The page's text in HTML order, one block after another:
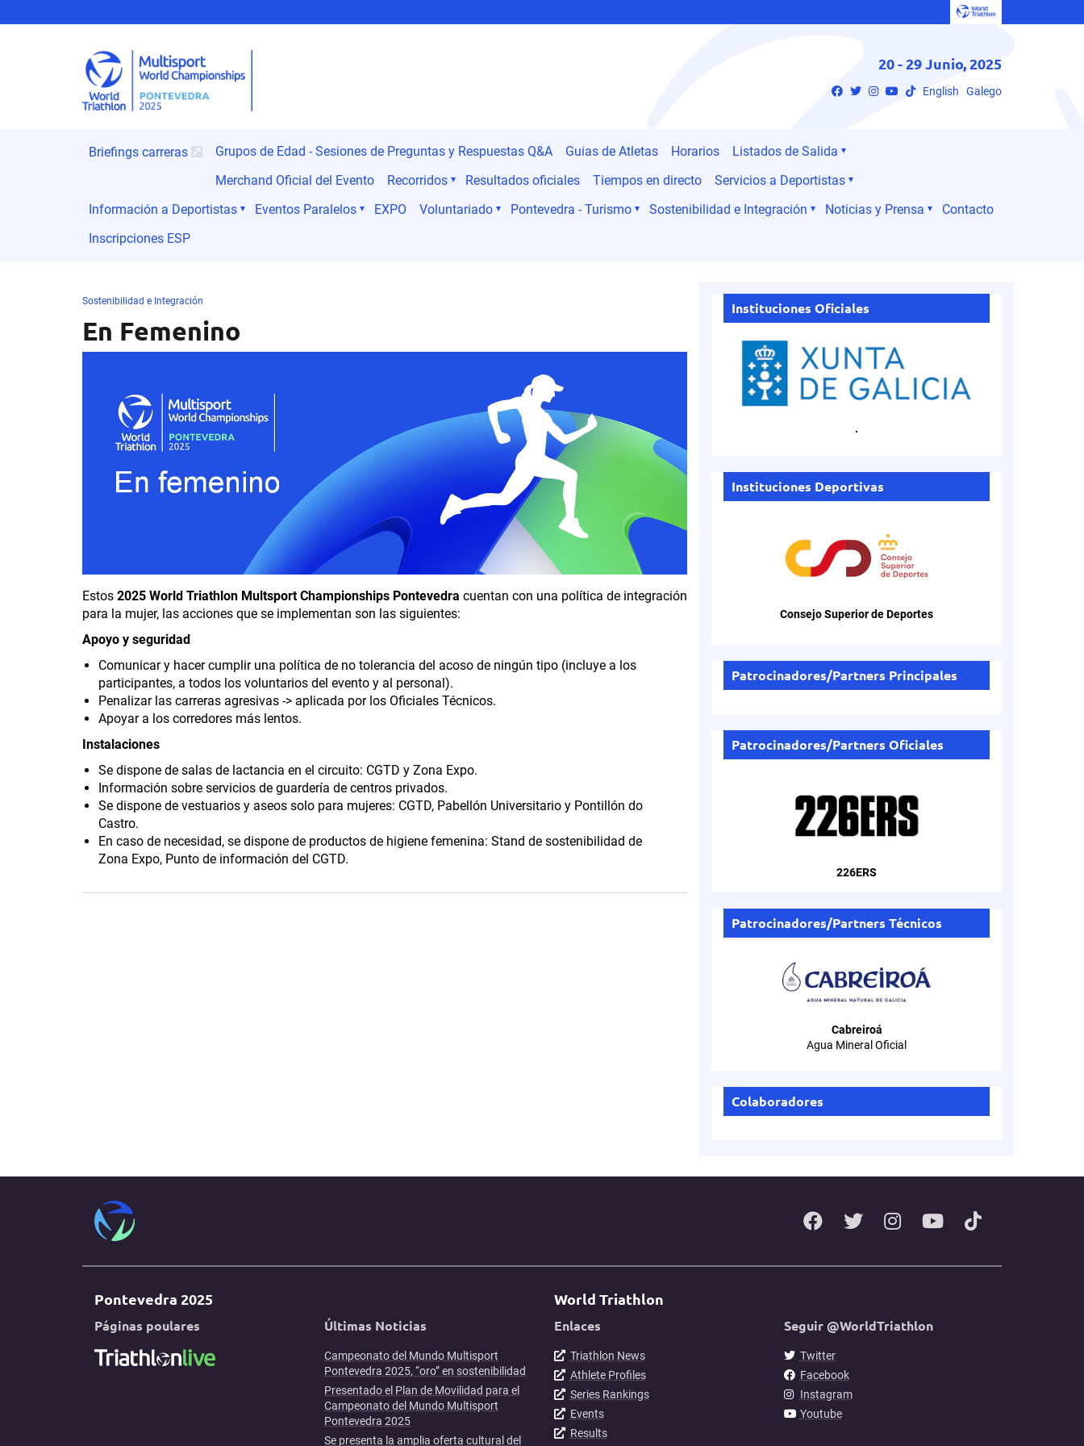
20 - 29 Junio, 2025
English Galego
Briefings carreras Grupos de Edad - Sesiones de Preguntas y Respuestas Q&A Guias de Atletas Horarios
Listados de Salida
Merchand Oficial del Evento
Recorridos Resultados oficiales Tiempos en directo
Servicios a Deportistas
Información a Deportistas
Eventos Paralelos EXPO Voluntariado Pontevedra - Turismo Sostenibilidad e Integración Noticias y Prensa
Contacto
Inscripciones ESP
Sostenibilidad e Integración
En Femenino
Estos 2025 World Triathlon Multsport Championships Pontevedra cuentan con una política de integración
para la mujer, las acciones que se implementan son las siguientes:
Apoyo y seguridad
Comunicar y hacer cumplir una política de no tolerancia del acoso de ningún tipo (incluye a los
participantes, a todos los voluntarios del evento y al personal).
Penalizar las carreras agresivas -> aplicada por los Oficiales Técnicos.
Apoyar a los corredores más lentos.
Instalaciones
Se dispone de salas de lactancia en el circuito: CGTD y Zona Expo.
Información sobre servicios de guardería de centros privados.
Se dispone de vestuarios y aseos solo para mujeres: CGTD, Pabellón Universitario y Pontillón do
Castro.
En caso de necesidad, se dispone de productos de higiene femenina: Stand de sostenibilidad de
Zona Expo, Punto de información del CGTD.
Instituciones Oficiales
.
Instituciones Deportivas
Consejo Superior de Deportes
Patrocinadores/Partners Principales
Patrocinadores/Partners Oficiales
226ERS
Patrocinadores/Partners Técnicos
Cabreiroá
Agua Mineral Oficial
Colaboradores
Pontevedra 2025
Páginas poulares Últimas Noticias
Campeonato del Mundo Multisport
Pontevedra 2025, “oro” en sostenibilidad
Presentado el Plan de Movilidad para el
Campeonato del Mundo Multisport
Pontevedra 2025
Se presenta la amplia oferta cultural del
World Triathlon
Enlaces
Triathlon News
Athlete Profiles
Series Rankings
Events
Results
Seguir @WorldTriathlon
Twitter
Facebook
Instagram
Youtube